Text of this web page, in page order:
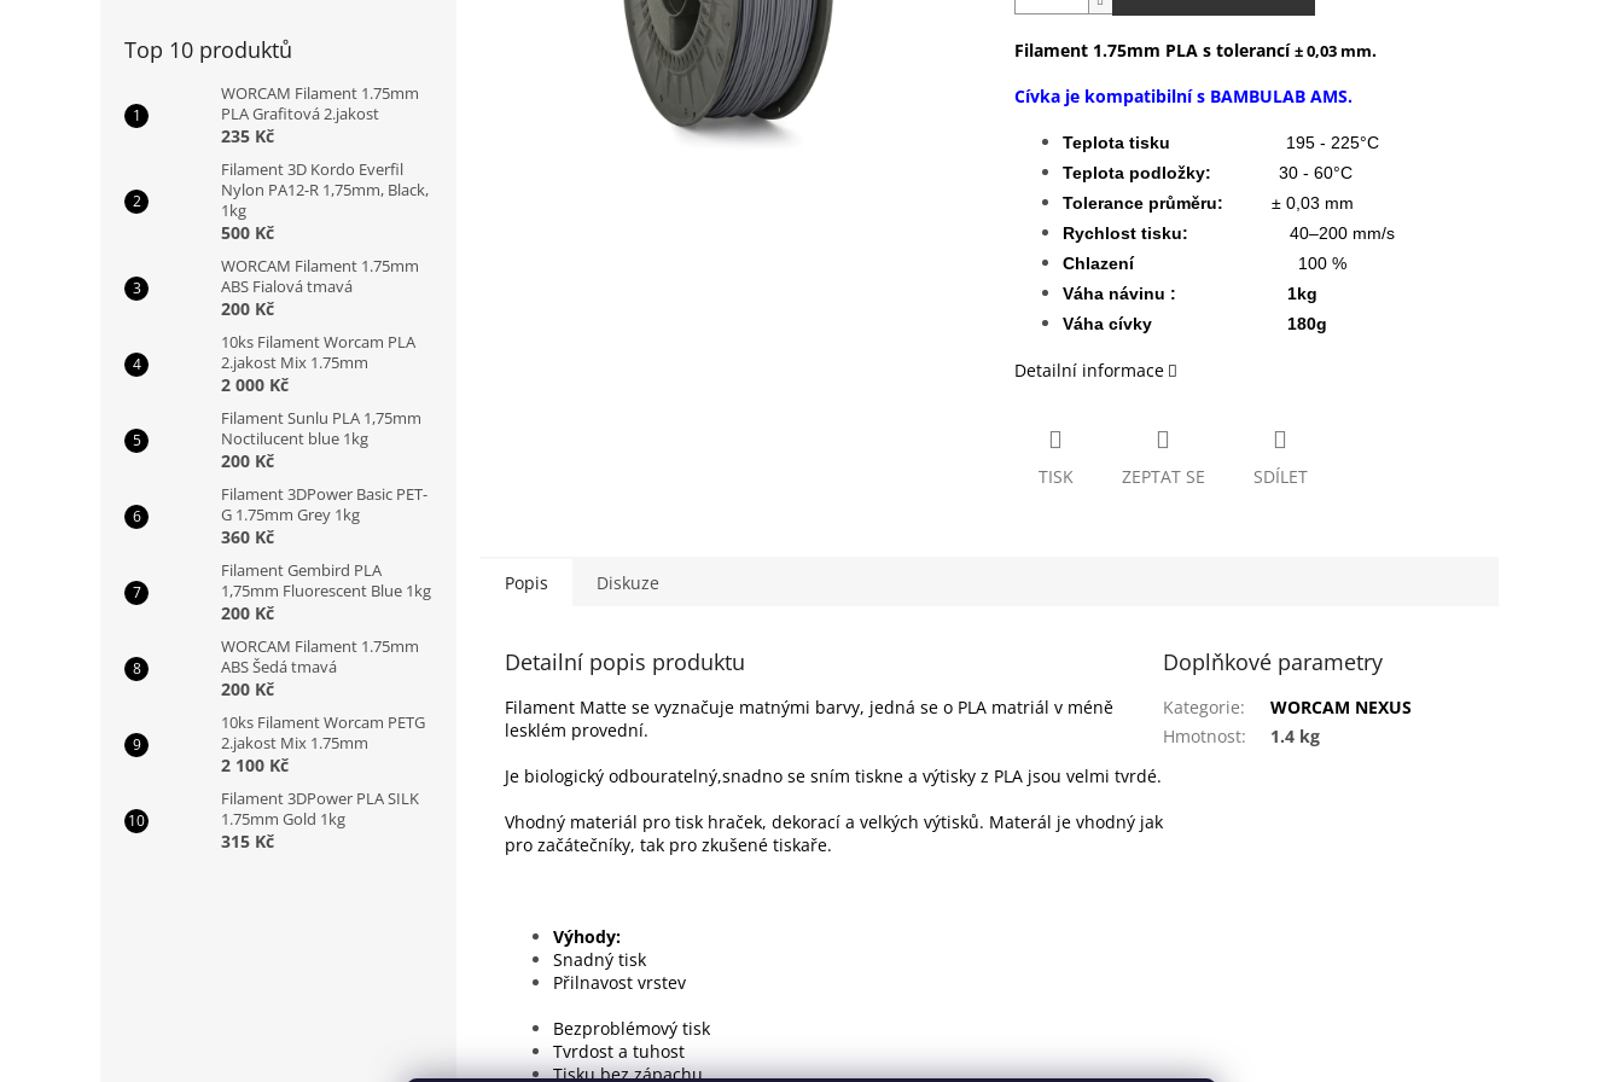
Top 10 produktů
WORCAM Filament 1.75mm
PLA Grafitová 2.jakost
235 Kč
Filament 3D Kordo Everfil
Nylon PA12-R 1,75mm, Black,
1kg
500 Kč
WORCAM Filament 1.75mm
ABS Fialová tmavá
200 Kč
10ks Filament Worcam PLA
2.jakost Mix 1.75mm
2 000 Kč
Filament Sunlu PLA 1,75mm
Noctilucent blue 1kg
200 Kč
Filament 3DPower Basic PET-
G 1.75mm Grey 1kg
360 Kč
Filament Gembird PLA
1,75mm Fluorescent Blue 1kg
200 Kč
WORCAM Filament 1.75mm
ABS Šedá tmavá
200 Kč
10ks Filament Worcam PETG
2.jakost Mix 1.75mm
2 100 Kč
Filament 3DPower PLA SILK
1.75mm Gold 1kg
315 Kč
Filament 1.75mm PLA s tolerancí± 0,03 mm.
Cívka je kompatibilní s BAMBULAB AMS.
Teplota tisku 195 - 225°C
Teplota podložky:
30 - 60°C
Tolerance průměru:
± 0,03 mm
Rychlost tisku:
40–200 mm/s
Chlazení100 %
Váha návinu : 1kg
Váha cívky 180g
Detailní informace
TISK ZEPTAT SE SDÍLET
Popis Diskuze
Detailní popis produktu
Filament Matte se vyznačuje matnými barvy, jedná se o PLA matriál v méně
lesklém provední.
Je biologický odbouratelný,snadno se sním tiskne a výtisky z PLA jsou velmi tvrdé.
Vhodný materiál pro tisk hraček, dekorací a velkých výtisků. Materál je vhodný jak
pro začátečníky, tak pro zkušené tiskaře.
Výhody:
Snadný tisk
Přilnavost vrstev
Bezproblémový tisk
Tvrdost a tuhost
Tisku bez zápachu
Doplňkové parametry
Kategorie:
WORCAM NEXUS
Hmotnost: 1.4 kg